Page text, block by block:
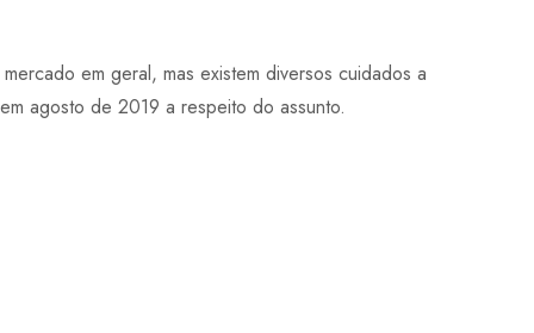
em geral, mas existem diversos cuidados a
agosto de 2019 a respeito do assunto.